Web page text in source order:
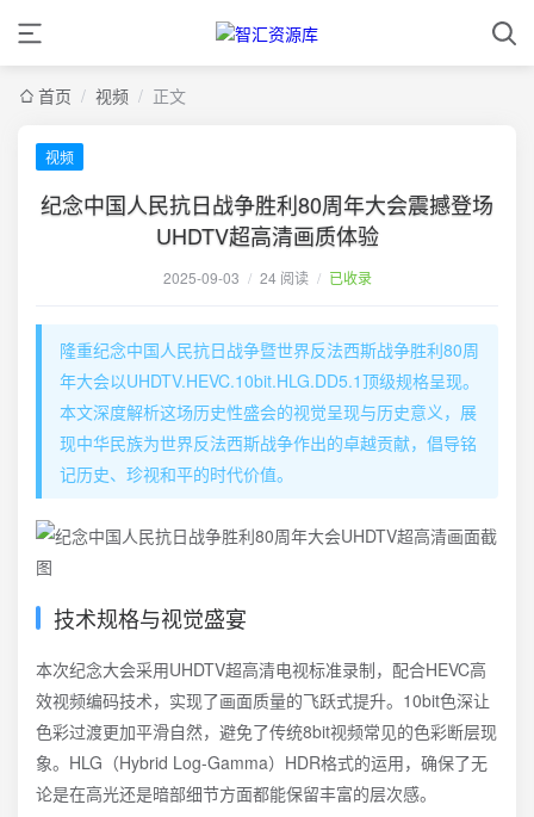
首页 / 视频 / 正文
视频
纪念中国人民抗日战争胜利80周年大会震撼登场
UHDTV超高清画质体验
2025-09-03 / 24 阅读 / 已收录
隆重纪念中国人民抗日战争暨世界反法西斯战争胜利80周
年大会以UHDTV.HEVC.10bit.HLG.DD5.1顶级规格呈现。
本文深度解析这场历史性盛会的视觉呈现与历史意义，展
现中华民族为世界反法西斯战争作出的卓越贡献，倡导铭
记历史、珍视和平的时代价值。
技术规格与视觉盛宴
本次纪念大会采用UHDTV超高清电视标准录制，配合HEVC高
效视频编码技术，实现了画面质量的飞跃式提升。10bit色深让
色彩过渡更加平滑自然，避免了传统8bit视频常见的色彩断层现
象。HLG（Hybrid Log-Gamma）HDR格式的运用，确保了无
论是在高光还是暗部细节方面都能保留丰富的层次感。